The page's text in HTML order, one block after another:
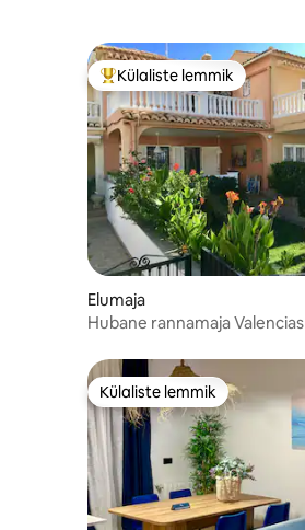
Külaliste suur lemmik
Külaliste lemmik
Elumaja
Hubane rannamaja Valencias
Külaliste lemmik
Külaliste lemmik